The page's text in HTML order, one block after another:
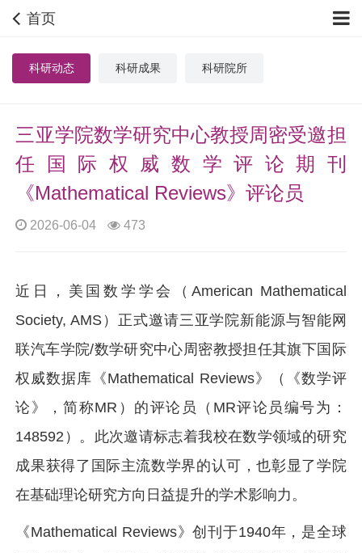
首页
科研动态 科研成果 科研院所
三亚学院数学研究中心教授周密受邀担
任国际权威数学评论期刊
《Mathematical Reviews》评论员
2026-06-04 473
近日，美国数学学会（American Mathematical
Society, AMS）正式邀请三亚学院新能源与智能网
联汽车学院/数学研究中心周密教授担任其旗下国际
权威数据库《Mathematical Reviews》（《数学评
论》，简称MR）的评论员（MR评论员编号为：
148592）。此次邀请标志着我校在数学领域的研究
成果获得了国际主流数学界的认可，也彰显了学院
在基础理论研究方向日益提升的学术影响力。
《Mathematical Reviews》创刊于1940年，是全球